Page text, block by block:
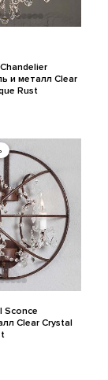
и металл Clear
Rust
Sconce
Clear Crystal